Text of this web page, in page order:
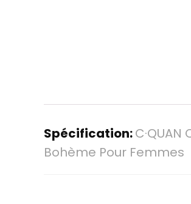
Spécification:
Bohème Pour Femmes